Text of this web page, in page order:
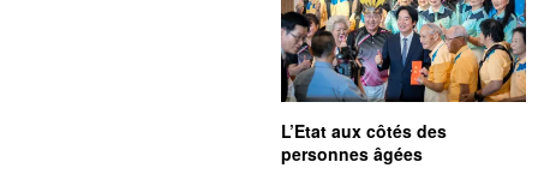
L’Etat aux côtés des
personnes âgées